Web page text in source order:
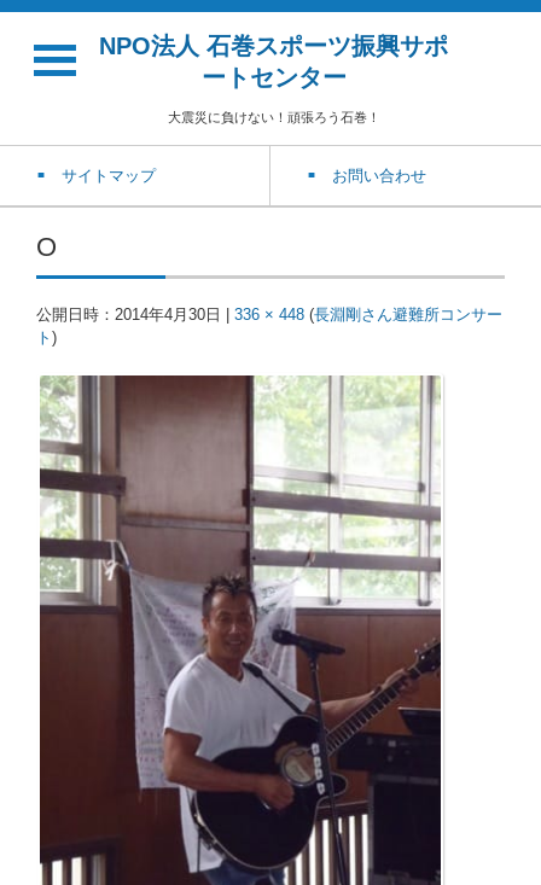
NPO法人 石巻スポーツ振興サポ
ートセンター
大震災に負けない！頑張ろう石巻！
サイトマップ お問い合わせ
O
公開日時： 2014年4月30日 336 × 448 (長淵剛さん避難所コンサー
ト )